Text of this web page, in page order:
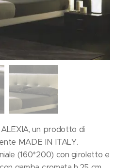
un prodotto di
MADE IN ITALY.
(160*200) con giroletto e